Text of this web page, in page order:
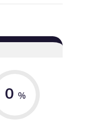
0 %